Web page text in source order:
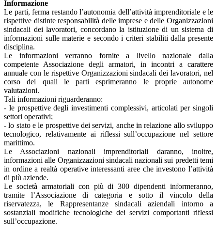
Informazione
Le parti, ferma restando l’autonomia dell’attività imprenditoriale e le
rispettive distinte responsabilità delle imprese e delle Organizzazioni
sindacali dei lavoratori, concordano la istituzione di un sistema di
informazioni sulle materie e secondo i criteri stabiliti dalla presente
disciplina.
Le informazioni verranno fornite a livello nazionale dalla
competente Associazione degli armatori, in incontri a carattere
annuale con le rispettive Organizzazioni sindacali dei lavoratori, nel
corso dei quali le parti esprimeranno le proprie autonome
valutazioni.
Tali informazioni riguarderanno:
- le prospettive degli investimenti complessivi, articolati per singoli
settori operativi;
- lo stato e le prospettive dei servizi, anche in relazione allo sviluppo
tecnologico, relativamente ai riflessi sull’occupazione nel settore
marittimo.
Le Associazioni nazionali imprenditoriali daranno, inoltre,
informazioni alle Organizzazioni sindacali nazionali sui predetti temi
in ordine a realtà operative interessanti aree che investono l’attività
di più aziende.
Le società armatoriali con più di 300 dipendenti informeranno,
tramite l’Associazione di categoria e sotto il vincolo della
riservatezza, le Rappresentanze sindacali aziendali intorno a
sostanziali modifiche tecnologiche dei servizi comportanti riflessi
sull’occupazione.